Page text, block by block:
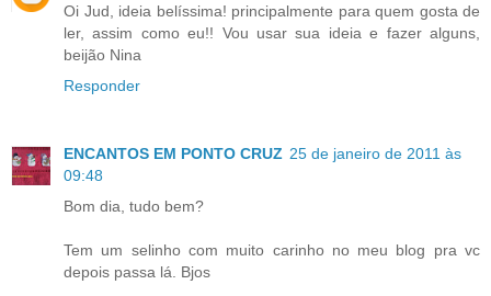
Oi Jud, ideia belíssima! principalmente para quem gosta de
ler, assim como eu!! Vou usar sua ideia e fazer alguns,
beijão Nina
Responder
ENCANTOS EM PONTO CRUZ 25 de janeiro de 2011 às
09:48
Bom dia, tudo bem?
Tem um selinho com muito carinho no meu blog pra vc
depois passa lá. Bjos